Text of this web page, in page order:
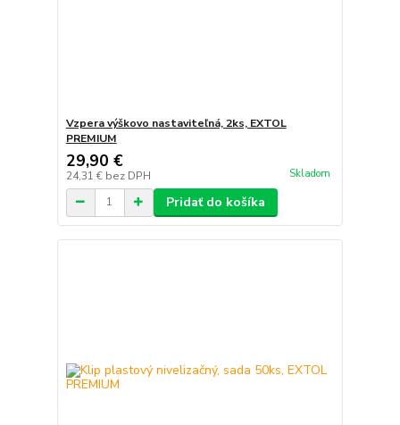
Vzpera výškovo nastaviteľná, 2ks, EXTOL
PREMIUM
29,90 €
24,31 € bez DPH Skladom
Pridať do košíka